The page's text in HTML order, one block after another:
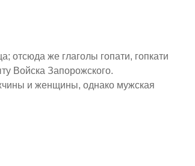
отсюда же глаголы гопати, гопкати
Войска Запорожского.
и женщины, однако мужская